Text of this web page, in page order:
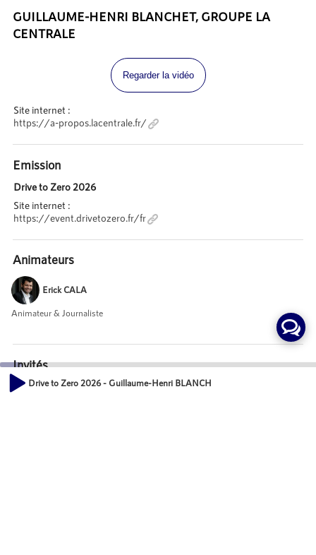
GUILLAUME-HENRI BLANCHET, GROUPE LA
CENTRALE
Regarder la vidéo
Site internet :
https://a-propos.lacentrale.fr/
Emission
Drive to Zero 2026
Site internet :
https://event.drivetozero.fr/fr
Animateurs
Erick CALA
Animateur & Journaliste
Invités
Drive to Zero 2026 - Guillaume-Henri BLANCHET, GROUPE LA